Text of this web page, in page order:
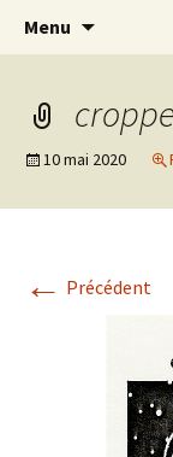
New
Association
Menu
10 mai 2020
← Précédent